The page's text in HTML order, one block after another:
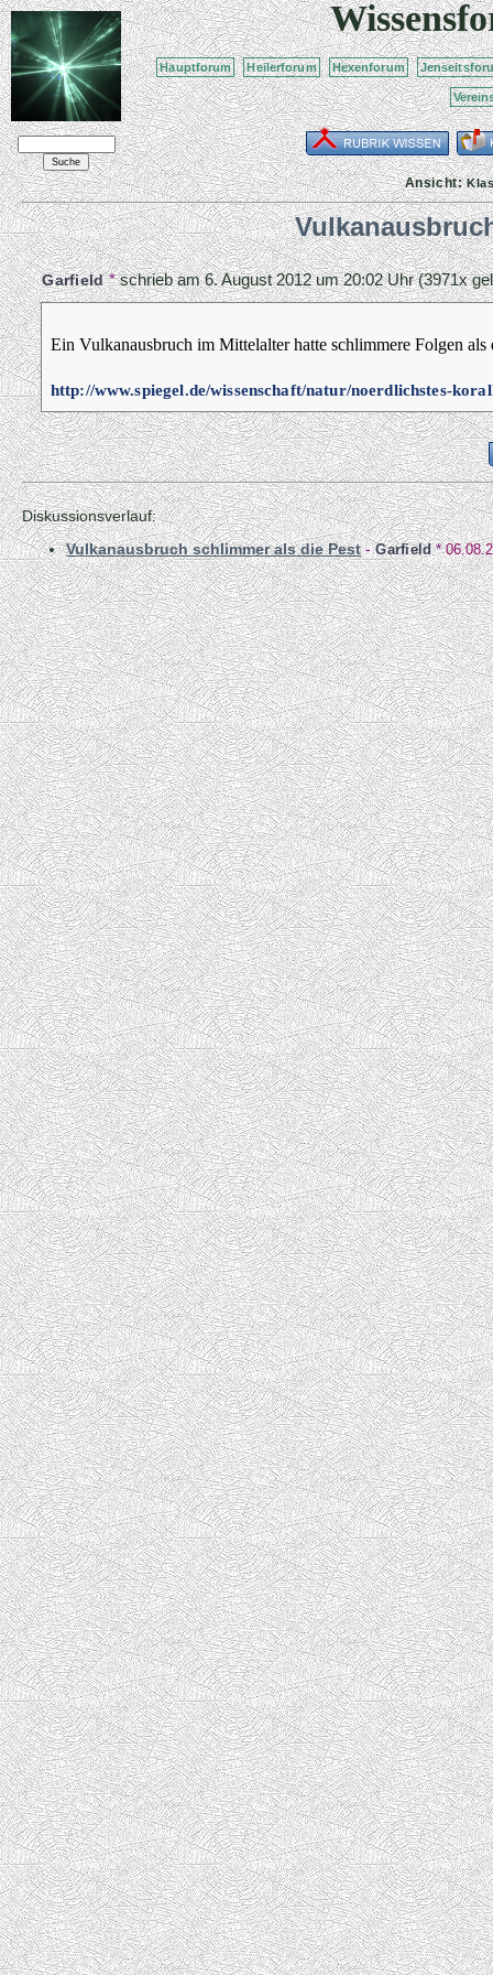
Hauptforum Heilerforum Hexenforum
Ansicht:
Garfield*schrieb am6. August 2012 um 20:02 Uhr(3971x
Ein Vulkanausbruch im Mittelalter hatte schlimmere Folgen als
http://www.spiegel.de/wissenschaft/natur/noerdlichstes-
Diskussionsverlauf:
Vulkanausbruch schlimmer als die Pest-Garfield*